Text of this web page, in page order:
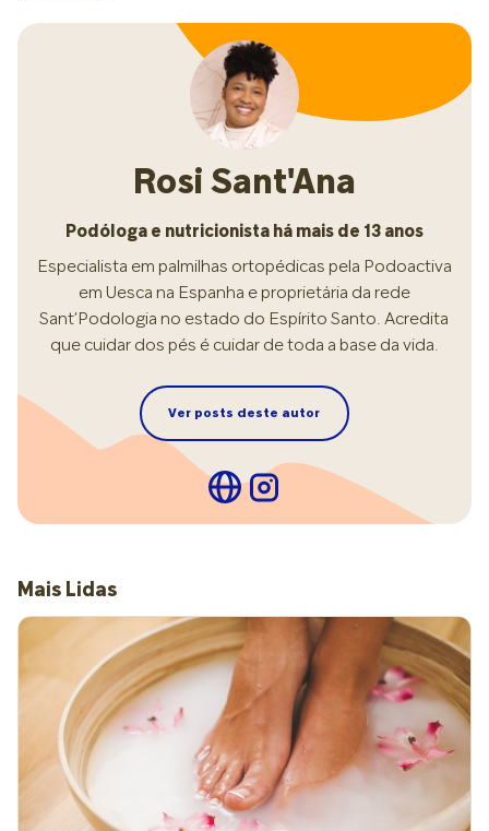
Rosi Sant'Ana
Podóloga e nutricionista há mais de 13 anos
Especialista em palmilhas ortopédicas pela Podoactiva
em Uesca na Espanha e proprietária da rede
Sant’Podologia no estado do Espírito Santo. Acredita
que cuidar dos pés é cuidar de toda a base da vida.
Ver posts deste autor
Mais Lidas